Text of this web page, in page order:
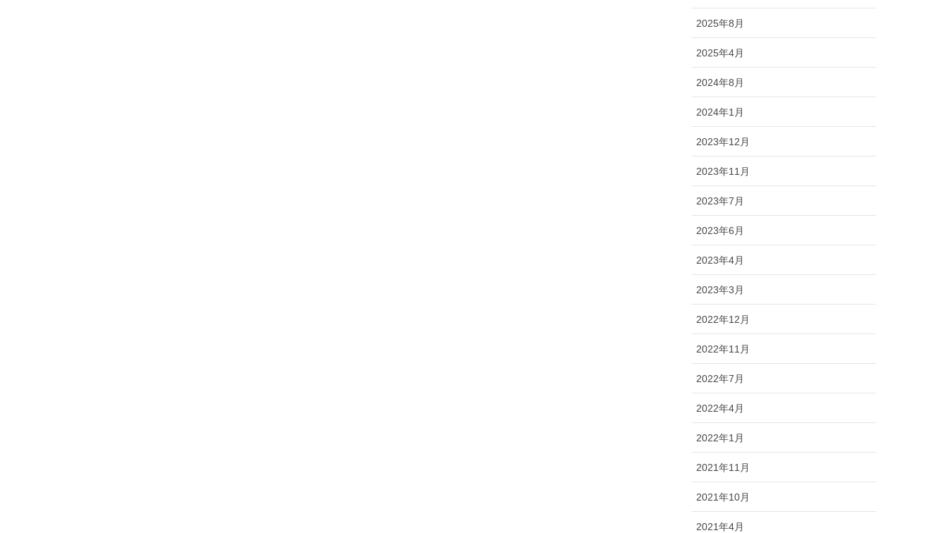
2025年8月
2025年4月
2024年8月
2024年1月
2023年12月
2023年11月
2023年7月
2023年6月
2023年4月
2023年3月
2022年12月
2022年11月
2022年7月
2022年4月
2022年1月
2021年11月
2021年10月
2021年4月